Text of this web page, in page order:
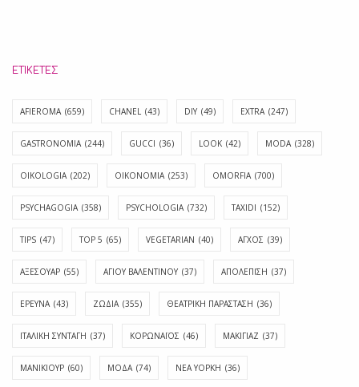
ΕΤΙΚΈΤΕΣ
AFIEROMA (659) CHANEL (43) DIY (49) EXTRA (247)
GASTRONOMIA (244) GUCCI (36) LOOK (42) MODA (328)
OIKOLOGIA (202) OIKONOMIA (253) OMORFIA (700)
PSYCHAGOGIA (358) PSYCHOLOGIA (732) TAXIDI (152)
TIPS (47) TOP 5 (65) VEGETARIAN (40) ΑΓΧΟΣ (39)
ΑΞΕΣΟΥΑΡ (55) ΑΓΊΟΥ ΒΑΛΕΝΤΊΝΟΥ (37) ΑΠΟΛΈΠΙΣΗ (37)
ΕΡΕΥΝΑ (43) ΖΩΔΙΑ (355) ΘΕΑΤΡΙΚΗ ΠΑΡΑΣΤΑΣΗ (36)
ΙΤΑΛΙΚΗ ΣΥΝΤΑΓΗ (37) ΚΟΡΩΝΑΪΟΣ (46) ΜΑΚΙΓΙΑΖ (37)
ΜΑΝΙΚΙΟΥΡ (60) ΜΟΔΑ (74) ΝΕΑ ΥΟΡΚΗ (36)